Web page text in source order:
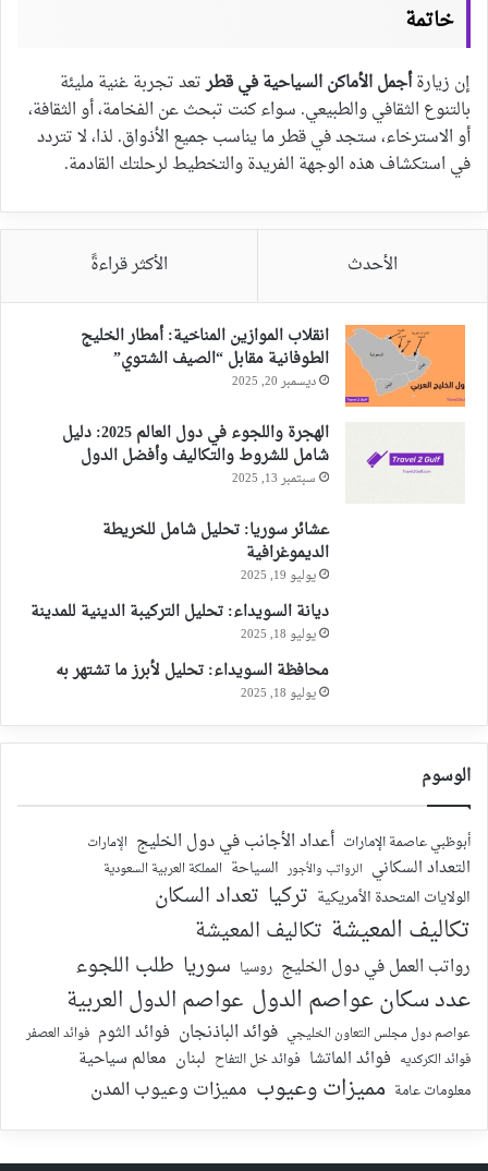
خاتمة
إن زيارةأجمل الأماكن السياحية في قطرتعد تجربة غنية مليئة
بالتنوع الثقافي والطبيعي. سواء كنت تبحث عن الفخامة، أو الثقافة،
أو الاسترخاء، ستجد في قطر ما يناسب جميع الأذواق. لذا، لا تتردد
في استكشاف هذه الوجهة الفريدة والتخطيط لرحلتك القادمة.
الأحدث الأكثر قراءةً
انقلاب الموازين المناخية: أمطار الخليج
الطوفانية مقابل “الصيف الشتوي”
ديسمبر 20, 2025
الهجرة واللجوء في دول العالم 2025: دليل
شامل للشروط والتكاليف وأفضل الدول
سبتمبر 13, 2025
عشائر سوريا: تحليل شامل للخريطة
الديموغرافية
يوليو 19, 2025
ديانة السويداء: تحليل التركيبة الدينية للمدينة
يوليو 18, 2025
محافظة السويداء: تحليل لأبرز ما تشتهر به
يوليو 18, 2025
الوسوم
أبوظبي عاصمة الإمارات أعداد الأجانب في دول الخليج الإمارات
التعداد السكاني الرواتب والأجور السياحة المملكة العربية السعودية
الولايات المتحدة الأمريكية تركيا تعداد السكان
تكاليف المعيشة تكاليف المعيشة
رواتب العمل في دول الخليج روسيا سوريا طلب اللجوء
عدد سكان عواصم الدول عواصم الدول العربية
عواصم دول مجلس التعاون الخليجي فوائد الباذنجان فوائد الثوم فوائد العصفر
فوائد الكركديه فوائد الماتشا فوائد خل التفاح لبنان معالم سياحية
معلومات عامة مميزات وعيوب مميزات وعيوب المدن